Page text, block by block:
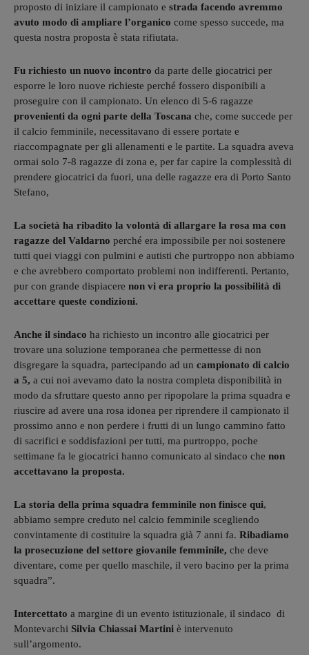
proposto di iniziare il campionato e strada facendo avremmo
avuto modo di ampliare l’organico come spesso succede, ma
questa nostra proposta è stata rifiutata.
Fu richiesto un nuovo incontro da parte delle giocatrici per
esporre le loro nuove richieste perché fossero disponibili a
proseguire con il campionato. Un elenco di 5-6 ragazze
provenienti da ogni parte della Toscana che, come succede per
il calcio femminile, necessitavano di essere portate e
riaccompagnate per gli allenamenti e le partite. La squadra aveva
ormai solo 7-8 ragazze di zona e, per far capire la complessità di
prendere giocatrici da fuori, una delle ragazze era di Porto Santo
Stefano,
La società ha ribadito la volontà di allargare la rosa ma con
ragazze del Valdarno perché era impossibile per noi sostenere
tutti quei viaggi con pulmini e autisti che purtroppo non abbiamo
e che avrebbero comportato problemi non indifferenti. Pertanto,
pur con grande dispiacere non vi era proprio la possibilità di
accettare queste condizioni.
Anche il sindaco ha richiesto un incontro alle giocatrici per
trovare una soluzione temporanea che permettesse di non
disgregare la squadra, partecipando ad un campionato di calcio
a 5, a cui noi avevamo dato la nostra completa disponibilità in
modo da sfruttare questo anno per ripopolare la prima squadra e
riuscire ad avere una rosa idonea per riprendere il campionato il
prossimo anno e non perdere i frutti di un lungo cammino fatto
di sacrifici e soddisfazioni per tutti, ma purtroppo, poche
settimane fa le giocatrici hanno comunicato al sindaco che non
accettavano la proposta.
La storia della prima squadra femminile non finisce qui,
abbiamo sempre creduto nel calcio femminile scegliendo
convintamente di costituire la squadra già 7 anni fa. Ribadiamo
la prosecuzione del settore giovanile femminile, che deve
diventare, come per quello maschile, il vero bacino per la prima
squadra”.
Intercettato a margine di un evento istituzionale, il sindaco di
Montevarchi Silvia Chiassai Martini è intervenuto
sull’argomento.